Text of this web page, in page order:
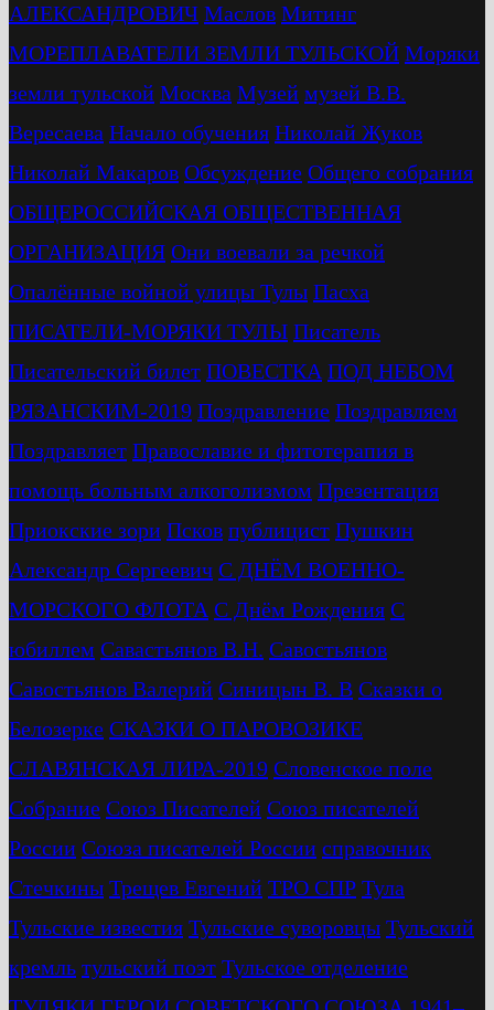
АЛЕКСАНДРОВИЧ Маслов Митинг
МОРЕПЛАВАТЕЛИ ЗЕМЛИ ТУЛЬСКОЙ Моряки
земли тульской Москва Музей музей В.В.
Вересаева Начало обучения Николай Жуков
Николай Макаров Обсуждение Общего собрания
ОБЩЕРОССИЙСКАЯ ОБЩЕСТВЕННАЯ
ОРГАНИЗАЦИЯ Они воевали за речкой
Опалённые войной улицы Тулы Пасха
ПИСАТЕЛИ-МОРЯКИ ТУЛЫ Писатель
Писательский билет ПОВЕСТКА ПОД НЕБОМ
РЯЗАНСКИМ-2019 Поздравление Поздравляем
Поздравляет Православие и фитотерапия в
помощь больным алкоголизмом Презентация
Приокские зори Псков публицист Пушкин
Александр Сергеевич С ДНЁМ ВОЕННО-
МОРСКОГО ФЛОТА С Днём Рождения С
юбиллем Савастьянов В.Н. Савостьянов
Савостьянов Валерий Синицын В. В Сказки о
Белозерке СКАЗКИ О ПАРОВОЗИКЕ
СЛАВЯНСКАЯ ЛИРА-2019 Словенское поле
Собрание Союз Писателей Союз писателей
России Союза писателей России справочник
Стечкины Трещев Евгений ТРО СПР Тула
Тульские известия Тульские суворовцы Тульский
кремль тульский поэт Тульское отделение